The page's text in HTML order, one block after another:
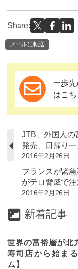
Share:
メールに転送
一歩
はこち
JTB、外国人の
発売、日帰り
2016年2月26日
フランスが緊
がテロ脅威で
2016年2月26日
新着記事
世界の富裕層が北
寿司店から始ま
ム】